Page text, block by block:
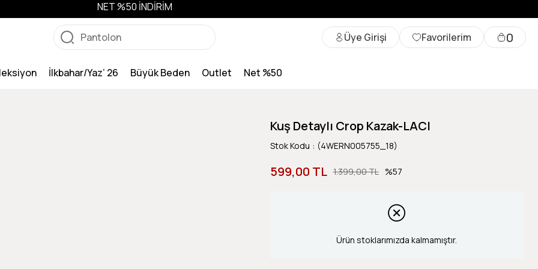
NET %50 İNDİRİM
Üye Girişi Favorilerim 0
İlkbahar/Yaz’ 26 Büyük Beden Outlet Net %50
Kuş Detaylı Crop Kazak-LACI
Stok Kodu (4WERN005755_18)
1.399,00 TL
599,00 TL 57
Ürün stoklarımızda kalmamıştır.